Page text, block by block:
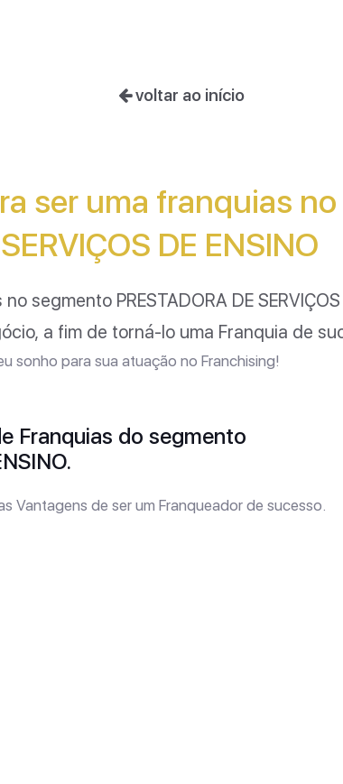
voltar ao início
ser uma franquias
DE ENSINO
no segmento PRESTADORA DE
a fim de torná-lo uma Franquia de
sonho para sua atuação no Franchising!
Franquias do segmento
Vantagens de ser um Franqueador de sucesso.